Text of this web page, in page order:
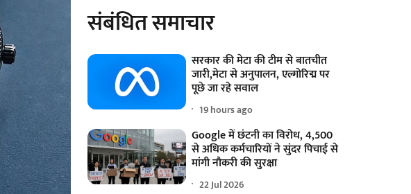
संबंधित समाचार
सरकार की मेटा की टीम से बातचीत
जारी,मेटा से अनुपालन, एल्गोरिद्म पर
पूछे जा रहे सवाल
19 hours ago
Google में छंटनी का विरोध, 4,500
से अधिक कर्मचारियों ने सुंदर पिचाई से
मांगी नौकरी की सुरक्षा
22 Jul 2026